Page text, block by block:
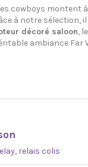
cowboys montent
à notre
décoré saloon, le
ambiance Far
relais colis